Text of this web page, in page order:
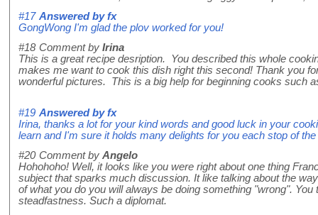
#17 Answered byfx
GongWong I'm glad the plov worked for you!
#18 Comment by Irina
This is a great recipe desription. You described this whole
makes me want to cook this dish right this second! Thank you
wonderful pictures. This is a big help for beginning cooks such
#19 Answered byfx
Irina, thanks a lot for your kind words and good luck in your
learn and I'm sure it holds many delights for you each stop of
#20 Comment by Angelo
Hohohoho! Well, it looks like you were right about one thing
subject that sparks much discussion. It like talking about the
of what you do you will always be doing something "wrong".
steadfastness. Such a diplomat.